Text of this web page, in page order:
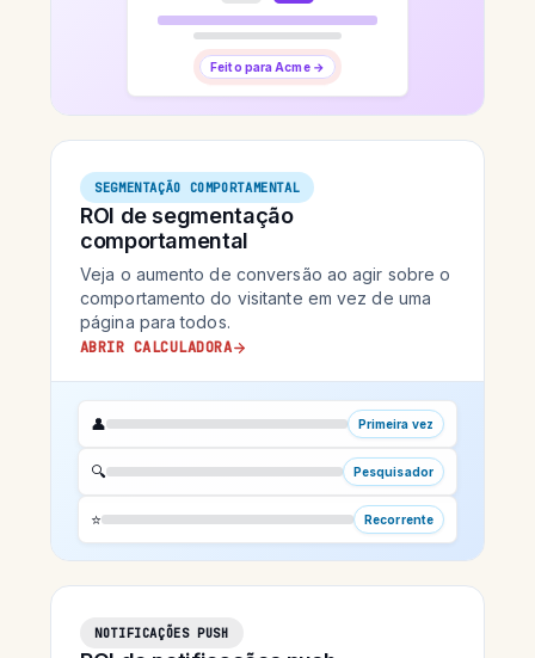
Feito para Acme →
SEGMENTAÇÃO COMPORTAMENTAL
ROI de segmentação
comportamental
Veja o aumento de conversão ao agir sobre o
comportamento do visitante em vez de uma
página para todos.
ABRIR CALCULADORA
👤 Primeira vez
🔍 Pesquisador
⭐ Recorrente
NOTIFICAÇÕES PUSH